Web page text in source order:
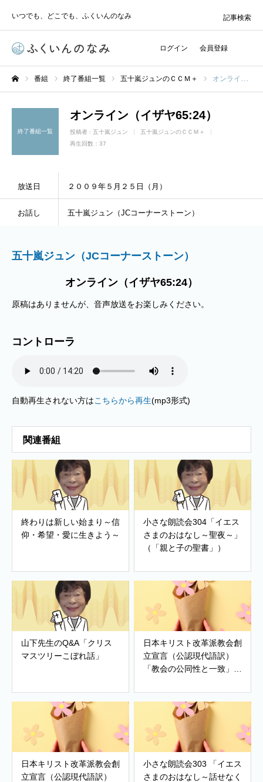
いつでも、どこでも、ふくいんのなみ
ログイン 会員登録
記事検索
番組 終了番組一覧 五十嵐ジュンのＣＣＭ＋ オンライン（イザヤ65:24）
終了番組一覧
オンライン（イザヤ65:24）
投稿者 : 五十嵐ジュン
五十嵐ジュンのＣＣＭ＋
再生回数：37
放送日 ２００９年５月２５日（月）
お話し 五十嵐ジュン（JCコーナーストーン）
五十嵐ジュン（JCコーナーストーン）
オンライン（イザヤ65:24）
原稿はありませんが、音声放送をお楽しみください。
コントローラ
自動再生されない方はこちらから再生(mp3形式)
関連番組
終わりは新しい始まり～信
仰・希望・愛に生きよう～
小さな朗読会304「イエス
さまのおはなし～聖夜～」
（「親と子の聖書」）
山下先生のQ&A「クリス
マスツリーこぼれ話」
日本キリスト改革派教会創
立宣言（公認現代語訳）
「教会の公同性と一致」
望」
日本キリスト改革派教会創
立宣言（公認現代語訳）
小さな朗読会303 「イエス
さまのおはなし～話せなく